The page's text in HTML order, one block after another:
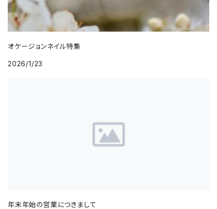
オケージョンネイル特集
2026/1/23
年末年始の営業につきまして